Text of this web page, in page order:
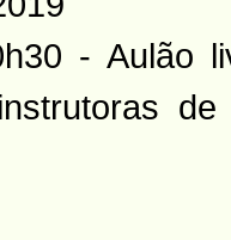
- Aulão